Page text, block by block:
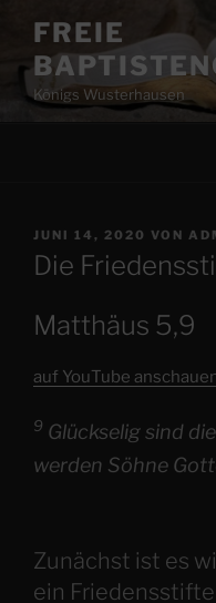
Inhalt
springen
FREIE
Königs Wusterhausen
VERÖFFENTLICHT
AM
JUNI 14, 2020 VON
Die
Matthäus 5,9
auf YouTube
9 Glückselig sind
werden Söhne
Zunächst ist es
ein